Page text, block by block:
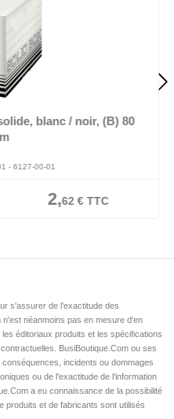
blanc / noir, (B) 80
- 6127-00-01
2,62€TTC
s'assurer de l'exactitude des
néanmoins pas en mesure d'en
éditoriaux produits et les spécifications
BusiBoutique.Com ou ses
incidents ou dommages
ou de l'exactitude de l'information
a eu connaissance de la possibilité
produits et de fabricants sont utilisés